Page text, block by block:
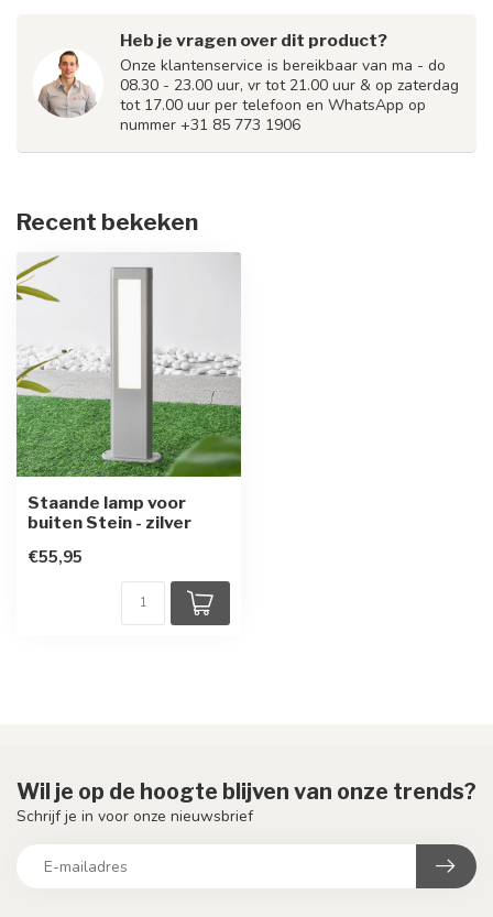
Heb je vragen over dit product?
Onze klantenservice is bereikbaar van ma - do
08.30 - 23.00 uur, vr tot 21.00 uur & op zaterdag
tot 17.00 uur per telefoon en WhatsApp op
nummer +31 85 773 1906
Recent bekeken
Staande lamp voor
buiten Stein - zilver
€55,95
Wil je op de hoogte blijven van onze trends?
Schrijf je in voor onze nieuwsbrief